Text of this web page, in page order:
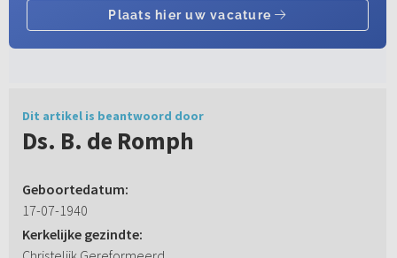
Dit artikel is beantwoord door
Ds. B. de Romph
Geboortedatum:
17-07-1940
Kerkelijke gezindte: